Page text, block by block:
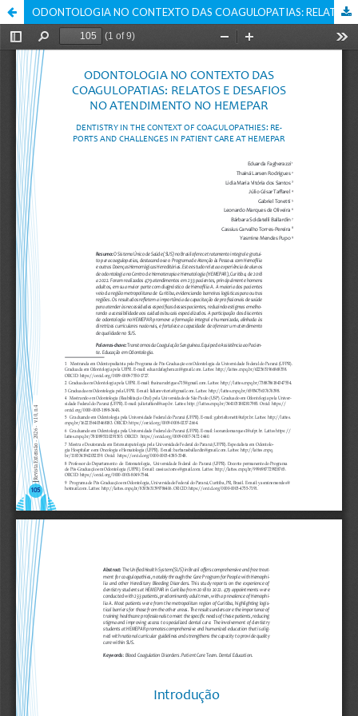
ODONTOLOGIA NO CONTEXTO DAS COAGULOPATIAS: RELATOS E DESAFIOS NO ATENDIMENTO NO HEMEPAR